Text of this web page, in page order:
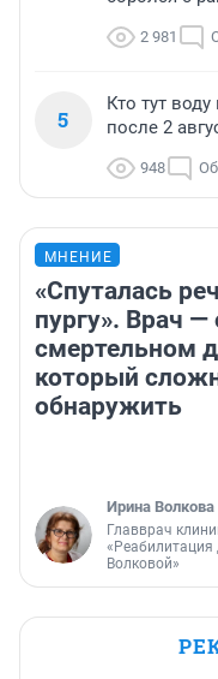
2 981
5
Кто тут
после 2
948
МНЕНИЕ
«Спуталась
пургу». Врач —
смертельном
который
обнаружить
Ирина Волкова
Главврач
«Реабилитация
Волковой»